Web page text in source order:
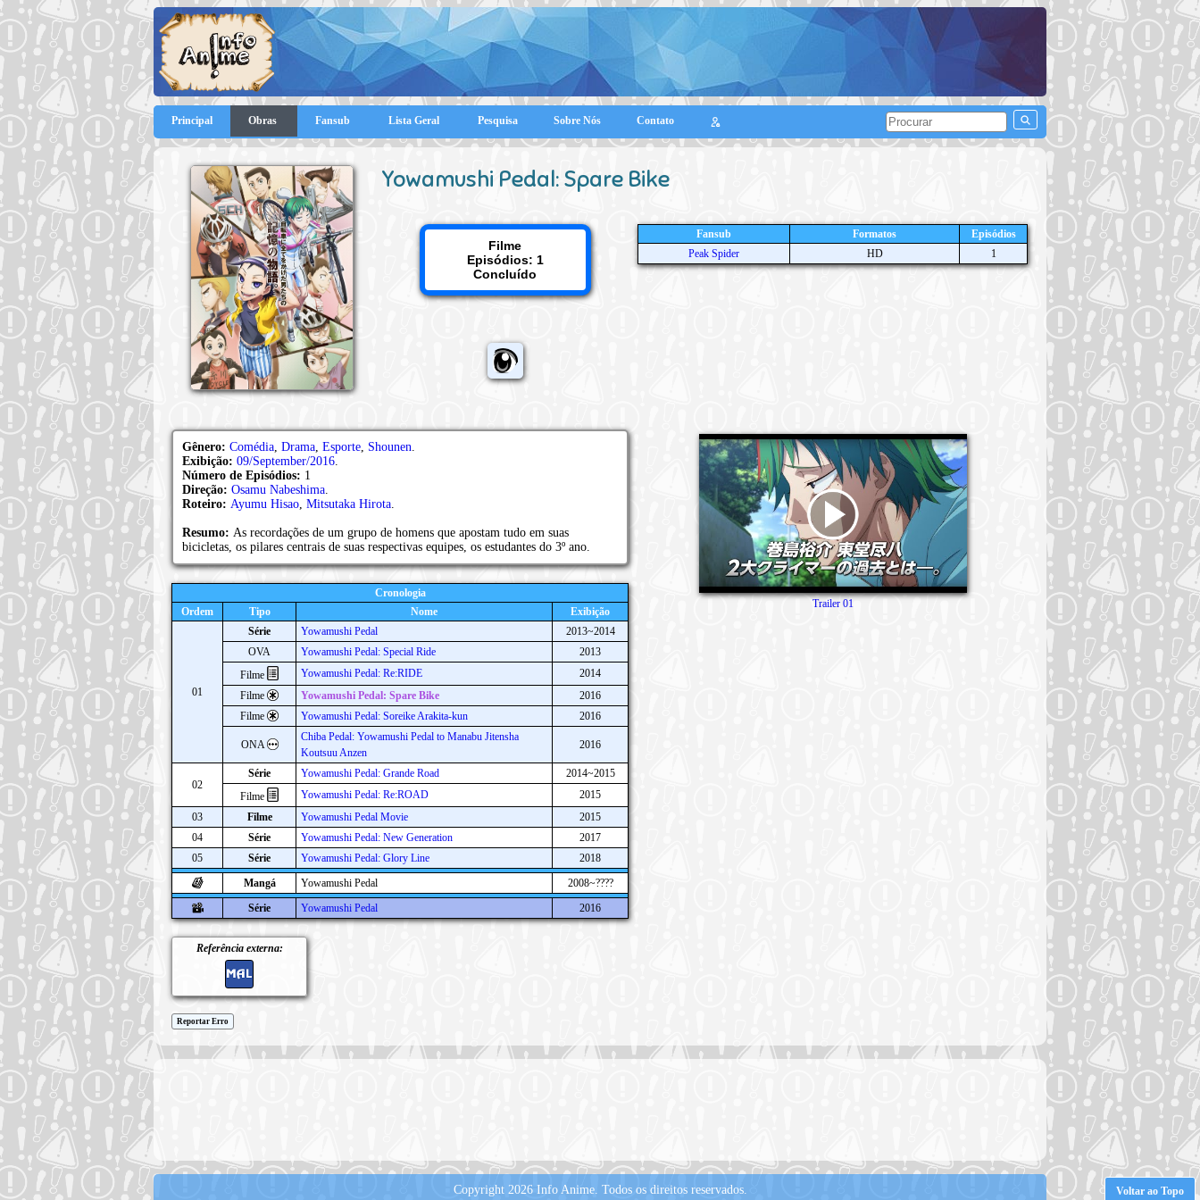
Principal Obras Fansub Lista Geral Pesquisa Sobre Nós Contato
Yowamushi Pedal: Spare Bike
Filme
Episódios: 1
Concluído
Fansub Formatos
Episódios
Peak Spider
HD 1
Gênero: Comédia, Drama, Esporte, Shounen.
Exibição: 09/September/2016.
Número de Episódios: 1
Direção: Osamu Nabeshima.
Roteiro: Ayumu Hisao, Mitsutaka Hirota.
Resumo: As recordações de um grupo de homens que apostam tudo em suas
bicicletas, os pilares centrais de suas respectivas equipes, os estudantes do 3º ano.
Cronologia
Ordem
Tipo Nome Exibição
01
Série Yowamushi Pedal
2013~2014
OVA
Yowamushi Pedal: Special Ride
2013
Filme
Yowamushi Pedal: Re:RIDE
2014
Filme
Yowamushi Pedal: Spare Bike
2016
Filme
Yowamushi Pedal: Soreike Arakita-kun 2016
ONA
Chiba Pedal: Yowamushi Pedal to Manabu Jitensha
Koutsuu Anzen
2016
02
Série Yowamushi Pedal: Grande Road
2014~2015
Filme
Yowamushi Pedal: Re:ROAD
2015
03
Filme Yowamushi Pedal Movie
2015
04
Série Yowamushi Pedal: New Generation
2017
05
Série Yowamushi Pedal: Glory Line
2018
Mangá
Yowamushi Pedal
2008~????
Série
Yowamushi Pedal 2016
Referência externa:
Trailer 01
Reportar Erro
Voltar ao Topo
Copyright 2026 Info Anime. Todos os direitos reservados.